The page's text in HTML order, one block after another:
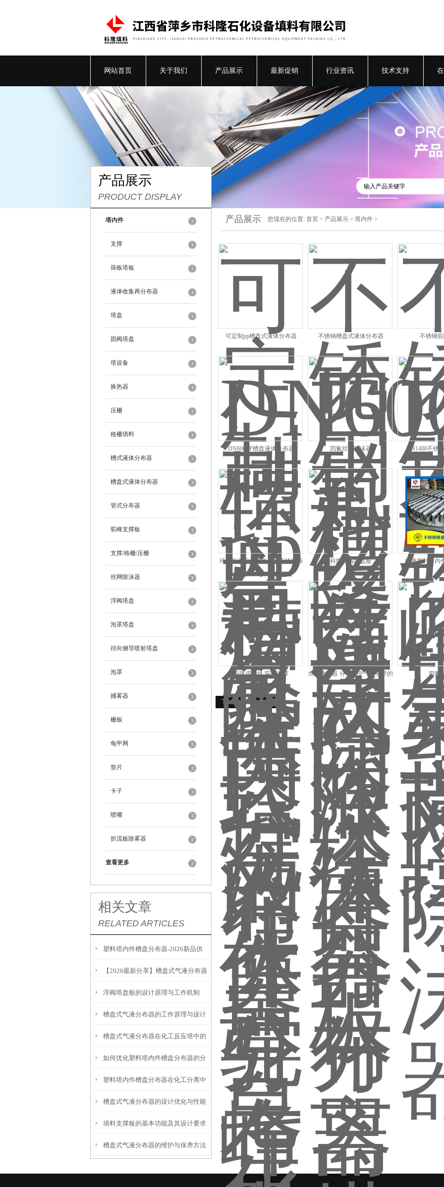
网站首页 关于我们 产品展示 最新促销 行业资讯 技术支持
产品展示
PRODUCT DISPLAY
塔内件
支撑
筛板塔板
液体收集再分布器
塔盘
固阀塔盘
塔设备
换热器
压栅
格栅填料
槽式液体分布器
槽盘式液体分布器
管式分布器
驼峰支撑板
支撑/格栅/压栅
丝网除沫器
浮阀塔盘
泡罩塔盘
径向侧导喷射塔盘
泡罩
捕雾器
栅板
龟甲网
垫片
卡子
喷嘴
折流板除雾器
查看更多
相关文章
RELATED ARTICLES
塑料塔内件槽盘分布器-2026新品供
应杭州、上海、南昌、萍乡等地
【2026最新分享】槽盘式气液分布器
在废水处理中的应用
浮阀塔盘板的设计原理与工作机制
槽盘式气液分布器的工作原理与设计
解析
槽盘式气液分布器在化工反应塔中的
应用
如何优化塑料塔内件槽盘分布器的分
布效果？
塑料塔内件槽盘分布器在化工分离中
的应用
槽盘式气液分布器的设计优化与性能
分析
填料支撑板的基本功能及其设计要求
槽盘式气液分布器的维护与保养方法
产品展示 您现在的位置: 首页 > 产品展示 > 塔内件 >
可定制pp槽盘式液体分布器 不锈钢槽盘式液体分布器 不锈钢
DN600PP槽盘液体分布器 四氟丝网除沫器 DN1400不锈
环氧氯丙烷装置皂化塔不锈钢筛
孔塔盘
科隆浮阀塔盘板 科隆塑料塔内
科隆塔内件 驼峰支撑 丝网除沫器 分离塔中气体夹带的
液体
四氟
下一页 末页